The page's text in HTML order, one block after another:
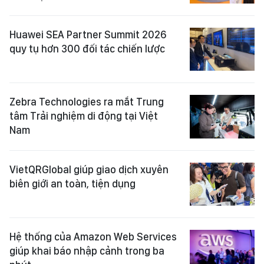
Huawei SEA Partner Summit 2026
quy tụ hơn 300 đối tác chiến lược
Zebra Technologies ra mắt Trung
tâm Trải nghiệm di động tại Việt
Nam
VietQRGlobal giúp giao dịch xuyên
biên giới an toàn, tiện dụng
Hệ thống của Amazon Web Services
giúp khai báo nhập cảnh trong ba